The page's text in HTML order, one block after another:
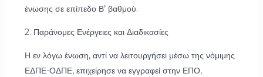
ένωσης σε επίπεδο Β’ βαθμού.
2. Παράνομες Ενέργειες και Διαδικασίες
Η εν λόγω ένωση, αντί να λειτουργήσει μέσω της νόμιμης
ΕΔΠΕ-ΟΔΠΕ, επιχείρησε να εγγραφεί στην ΕΠΟ,